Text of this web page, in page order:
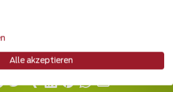
Sie den Beitrag
Sie davon...
Alle akzeptieren